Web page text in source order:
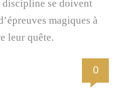
discipline se doivent
magiques à
leur quête.
0